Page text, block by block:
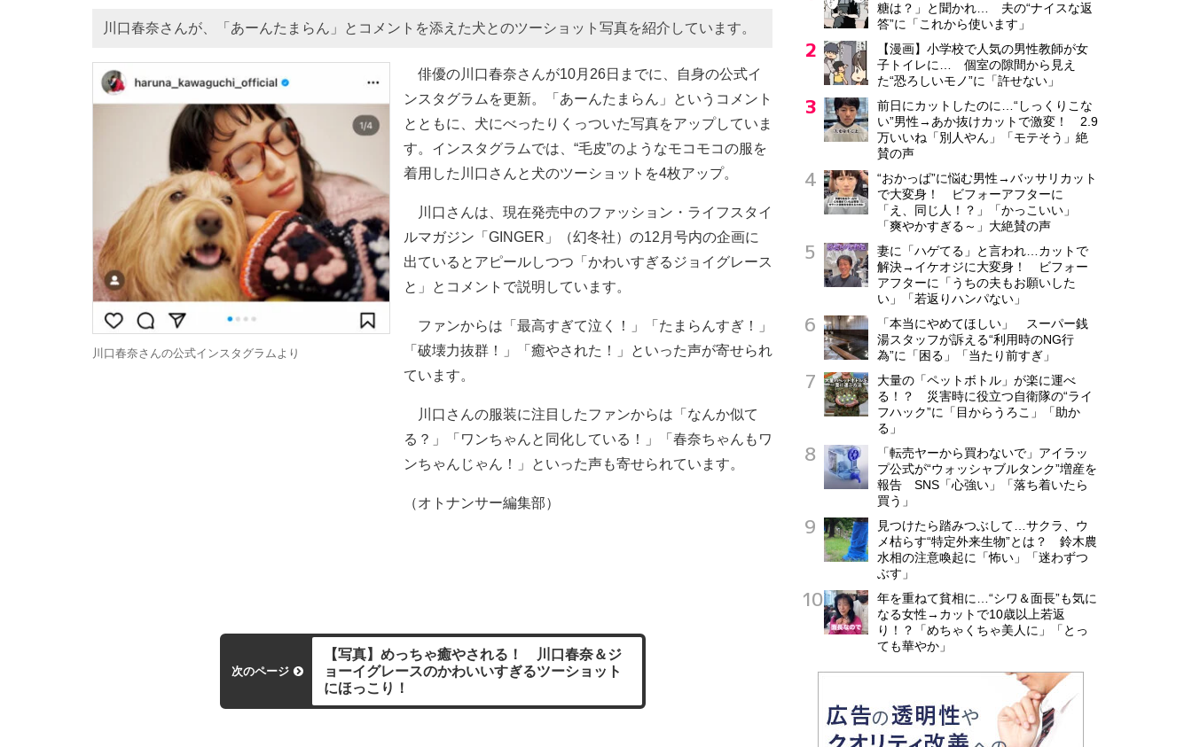
川口春奈さんが、「あーんたまらん」とコメントを添えた犬とのツーショット写真を紹介しています。
川口春奈さんの公式インスタグラムより
俳優の川口春奈さんが10月26日までに、自身の公式イ
ンスタグラムを更新。「あーんたまらん」というコメント
とともに、犬にべったりくっついた写真をアップしていま
す。インスタグラムでは、“毛皮”のようなモコモコの服を
着用した川口さんと犬のツーショットを4枚アップ。
川口さんは、現在発売中のファッション・ライフスタイ
ルマガジン「GINGER」（幻冬社）の12月号内の企画に
出ているとアピールしつつ「かわいすぎるジョイグレース
と」とコメントで説明しています。
ファンからは「最高すぎて泣く！」「たまらんすぎ！」
「破壊力抜群！」「癒やされた！」といった声が寄せられ
ています。
川口さんの服装に注目したファンからは「なんか似て
る？」「ワンちゃんと同化している！」「春奈ちゃんもワ
ンちゃんじゃん！」といった声も寄せられています。
（オトナンサー編集部）
次のページ
【写真】めっちゃ癒やされる！ 川口春奈＆ジ
ョーイグレースのかわいいすぎるツーショット
にほっこり！
糖は？」と聞かれ… 夫の“ナイスな返
答”に「これから使います」
【漫画】小学校で人気の男性教師が女
子トイレに… 個室の隙間から見え
た“恐ろしいモノ”に「許せない」
前日にカットしたのに…“しっくりこな
い”男性→あか抜けカットで激変！ 2.9
万いいね「別人やん」「モテそう」絶
賛の声
“おかっぱ”に悩む男性→バッサリカット
で大変身！ ビフォーアフターに
「え、同じ人！？」「かっこいい」
「爽やかすぎる～」大絶賛の声
妻に「ハゲてる」と言われ…カットで
解決→イケオジに大変身！ ビフォー
アフターに「うちの夫もお願いした
い」「若返りハンパない」
「本当にやめてほしい」 スーパー銭
湯スタッフが訴える“利用時のNG行
為”に「困る」「当たり前すぎ」
大量の「ペットボトル」が楽に運べ
る！？ 災害時に役立つ自衛隊の“ライ
フハック”に「目からうろこ」「助か
る」
「転売ヤーから買わないで」アイラッ
プ公式が“ウォッシャブルタンク”増産を
報告 SNS「心強い」「落ち着いたら
買う」
見つけたら踏みつぶして…サクラ、ウ
メ枯らす“特定外来生物”とは？ 鈴木農
水相の注意喚起に「怖い」「迷わずつ
ぶす」
年を重ねて貧相に…“シワ＆面長”も気に
なる女性→カットで10歳以上若返
り！？「めちゃくちゃ美人に」「とっ
ても華やか」